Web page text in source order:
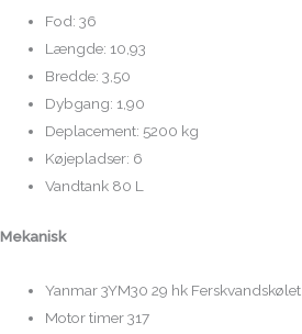
Fod: 36
Længde: 10,93
Bredde: 3,50
Dybgang: 1,90
Deplacement: 5200 kg
Køjepladser: 6
Vandtank 80 L
Mekanisk
Yanmar 3YM30 29 hk Ferskvandskølet
Motor timer 317